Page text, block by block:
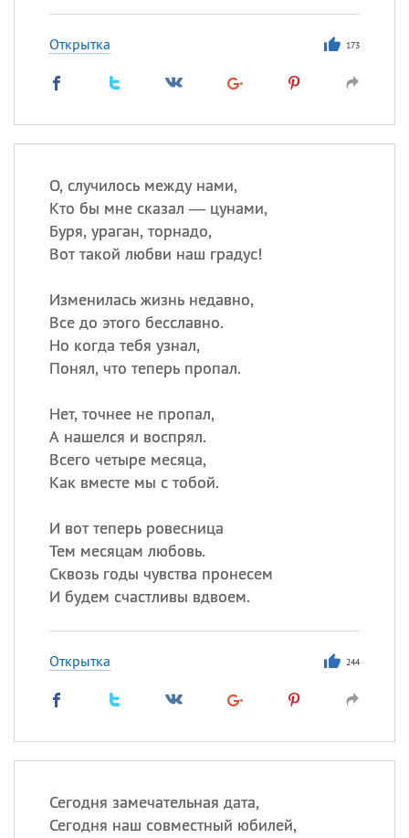
Открытка 173
О, случилось между нами,
Кто бы мне сказал — цунами,
Буря, ураган, торнадо,
Вот такой любви наш градус!
Изменилась жизнь недавно,
Все до этого бесславно.
Но когда тебя узнал,
Понял, что теперь пропал.
Нет, точнее не пропал,
А нашелся и воспрял.
Всего четыре месяца,
Как вместе мы с тобой.
И вот теперь ровесница
Тем месяцам любовь.
Сквозь годы чувства пронесем
И будем счастливы вдвоем.
Открытка 244
Сегодня замечательная дата,
Сегодня наш совместный юбилей,